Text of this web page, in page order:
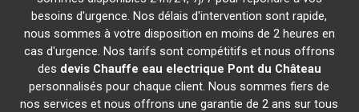
besoins d'urgence. Nos délais d'intervention sont rapide,
nous sommes à votre disposition en moins de 2 heures en
cas d'urgence. Nos tarifs sont compétitifs et nous offrons
des devis Chauffe eau electrique Pont du Château
personnalisés pour chaque client. Nous sommes fiers de
nos services et nous offrons une garantie de 2 ans sur tous